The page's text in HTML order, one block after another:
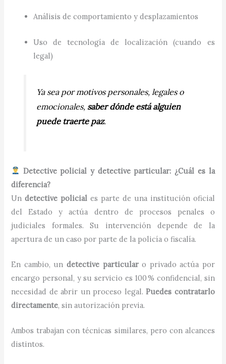
Análisis de comportamiento y desplazamientos
Uso de tecnología de localización (cuando es
legal)
Ya sea por motivos personales, legales o
emocionales, saber dónde está alguien
puede traerte paz.
Detective policial y detective particular: ¿Cuál es la
diferencia?
Undetective policial es parte de una institución oficial
del Estado y actúa dentro de procesos penales o
judiciales formales. Su intervención depende de la
apertura de un caso por parte de la policía o fiscalía.
En cambio, un detective particularo privado actúa por
encargo personal, y su servicio es 100 % confidencial, sin
necesidad de abrir un proceso legal.Puedes contratarlo
directamente, sin autorización previa.
Ambos trabajan con técnicas similares, pero con alcances
distintos.